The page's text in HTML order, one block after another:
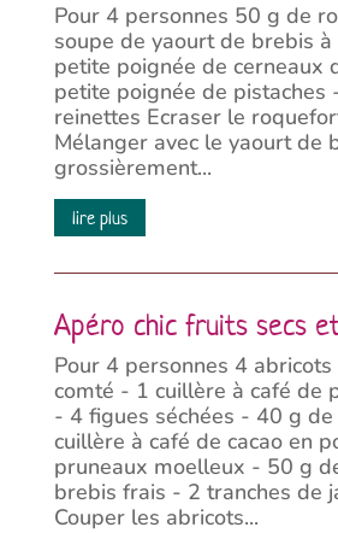
Pour 4 personnes 50 g de
soupe de yaourt de brebis
petite poignée de cerneaux
petite poignée de pistaches
reinettes Ecraser le
Mélanger avec le yaourt de
grossièrement...
lire plus
Apéro chic fruits secs
Pour 4 personnes 4
comté - 1 cuillère à café de
- 4 figues séchées - 40 g
cuillère à café de cacao en
pruneaux moelleux - 50 g
brebis frais - 2 tranches de
Couper les abricots...